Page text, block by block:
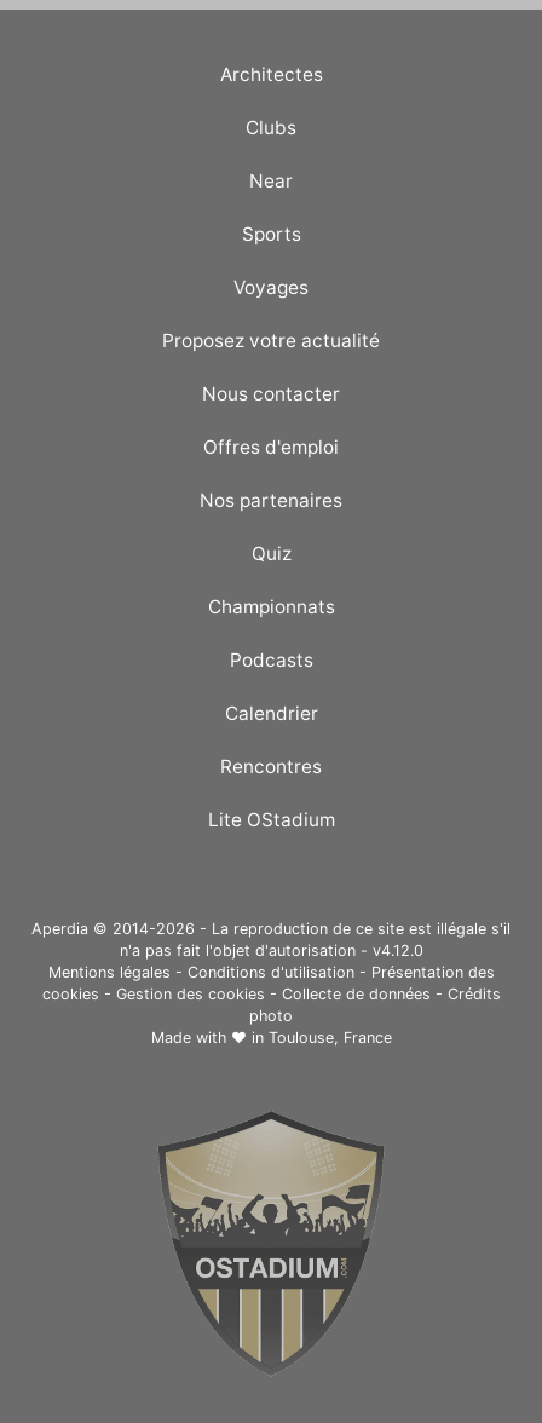
Architectes
Clubs
Near
Sports
Voyages
Proposez votre actualité
Nous contacter
Offres d'emploi
Nos partenaires
Quiz
Championnats
Podcasts
Calendrier
Rencontres
Lite OStadium
Aperdia © 2014-2026 - La reproduction de ce site est illégale s'il
n'a pas fait l'objet d'autorisation - v4.12.0
Mentions légales - Conditions d'utilisation- Présentation des
cookies - Gestion des cookies - Collecte de données - Crédits
photo
Made with ❤ in Toulouse, France